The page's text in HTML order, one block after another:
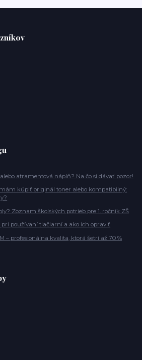
atramentová náplň? Na čo si dávať pozor!
kúpiť originál toner alebo kompatibilný:
Zoznam školských potrieb pre 1. ročník ZŠ
pri používaní tlačiarní a ako ich opraviť
– profesionálna kvalita, ktorá šetrí až 70 %